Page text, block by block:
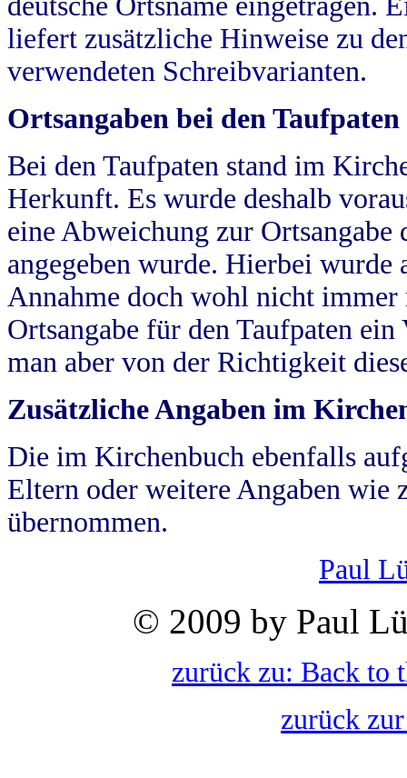
liefert zusätzliche Hinweise zu
verwendeten Schreibvarianten.
Ortsangaben bei den Taufpaten
Bei den Taufpaten stand im
Herkunft. Es wurde deshalb
eine Abweichung zur
angegeben wurde. Hierbei wurde
Annahme doch wohl nicht
Ortsangabe für den Taufpaten
man aber von der Richtigkeit
Zusätzliche Angaben im
Die im Kirchenbuch ebenfalls
Eltern oder weitere Angaben wie
übernommen.
Paul
© 2009 by Paul
zurück zu: Back to
zurück